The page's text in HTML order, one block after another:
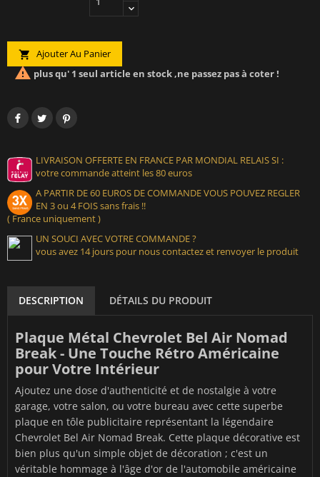
 Ajouter Au Panier
 plus qu' 1 seul article en stock ,ne passez pas à coter !
LIVRAISON OFFERTE EN FRANCE PAR MONDIAL RELAIS SI :
votre commande atteint les 80 euros
A PARTIR DE 60 EUROS DE COMMANDE VOUS POUVEZ REGLER
EN 3 ou 4 FOIS sans frais !!
( France uniquement )
UN SOUCI AVEC VOTRE COMMANDE ?
vous avez 14 jours pour nous contactez et renvoyer le produit
DESCRIPTION DÉTAILS DU PRODUIT
Plaque Métal Chevrolet Bel Air Nomad
Break - Une Touche Rétro Américaine
pour Votre Intérieur
Ajoutez une dose d'authenticité et de nostalgie à votre
garage, votre salon, ou votre bureau avec cette superbe
plaque en tôle publicitaire représentant la légendaire
Chevrolet Bel Air Nomad Break. Cette plaque décorative est
bien plus qu'un simple objet de décoration ; c'est un
véritable hommage à l'âge d'or de l'automobile américaine